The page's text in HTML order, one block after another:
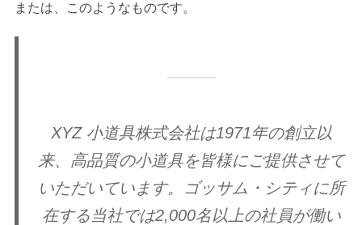
または、このようなものです。
XYZ 小道具株式会社は1971年の創立以
来、高品質の小道具を皆様にご提供させて
いただいています。ゴッサム・シティに所
在する当社では2,000名以上の社員が働い